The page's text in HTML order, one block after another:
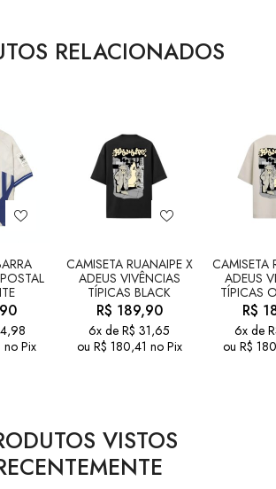
RELACIONADOS
no Pix
CAMISETA RUANAIPE X
ADEUS VIVÊNCIAS
TÍPICAS BLACK
R$ 189,90
6x de R$ 31,65
ou R$ 180,41 no Pix
CAMISETA
ADEUS
TÍPICAS
R$
6x de
ou R$
VISTOS